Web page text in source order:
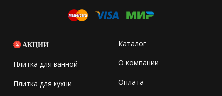
АКЦИИ
Плитка для ванной
Плитка для кухни
Каталог
О компании
Оплата